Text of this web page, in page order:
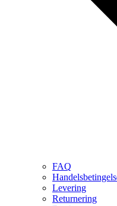
FAQ
Levering
Returnering